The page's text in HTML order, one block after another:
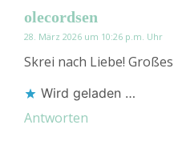
olecordsen
28. März 2026 um 10:26 p.m. Uhr
Skrei nach Liebe!
Wird geladen …
Antworten